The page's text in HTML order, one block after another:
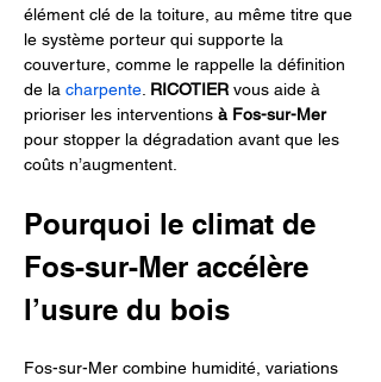
élément clé de la toiture, au même titre que
le système porteur qui supporte la
couverture, comme le rappelle la définition
de la charpente RICOTIER vous aide à
prioriser les interventions à Fos-sur-Mer
pour stopper la dégradation avant que les
coûts n’augmentent.
Pourquoi le climat de
Fos-sur-Mer accélère
l’usure du bois
Fos-sur-Mer combine humidité, variations